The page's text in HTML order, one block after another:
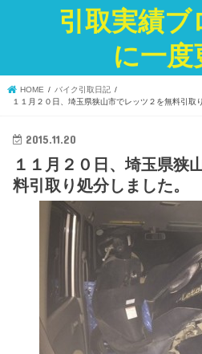
引取実績ブ
に一度
HOME
バイク引取日記
１１月２０日、埼玉県狭山市でレッツ２を無料引取
2015.11.20
１１月２０日、埼玉県狭
料引取り処分しました。